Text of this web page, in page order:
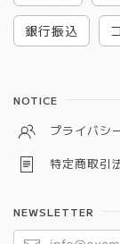
銀行振込
NOTICE
プライバシ
特定商取引
NEWSLETTER